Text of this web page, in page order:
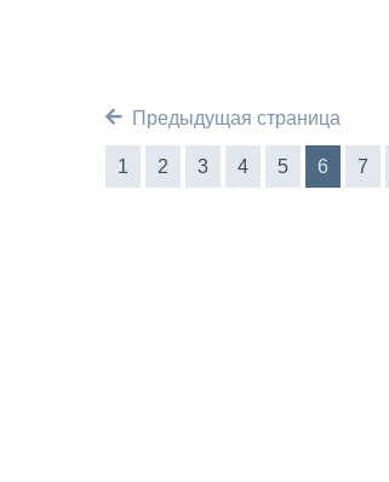
Предыдущая страница
1 2 3 4 5 6 7